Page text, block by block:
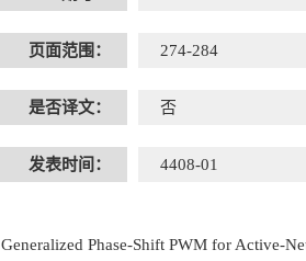
页面范围： 274-284
是否译文： 否
发表时间： 4408-01
Generalized Phase-Shift PWM for Active-